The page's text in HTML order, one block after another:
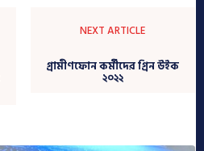
NEXT ARTICLE
গ্রামীণফোন কর্মীদের গ্রিন উইক
২০২২